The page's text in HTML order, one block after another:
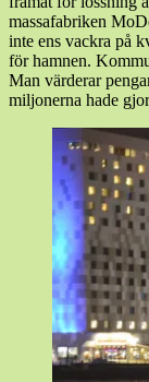
massafabriken
inte ens vackra på
för hamnen.
Man värderar
miljonerna hade